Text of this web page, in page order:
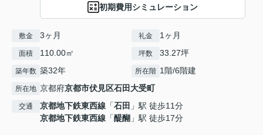
初期費用シミュレーション
敷金 3ヶ月 礼金 1ヶ月
面積 110.00㎡ 坪数 33.27坪
築年数 築32年 所在階 1階/6階建
所在地 京都府京都市伏見区石田大受町
交通 京都地下鉄東西線 「石田 」駅 徒歩11分
京都地下鉄東西線 「醍醐 」駅 徒歩17分